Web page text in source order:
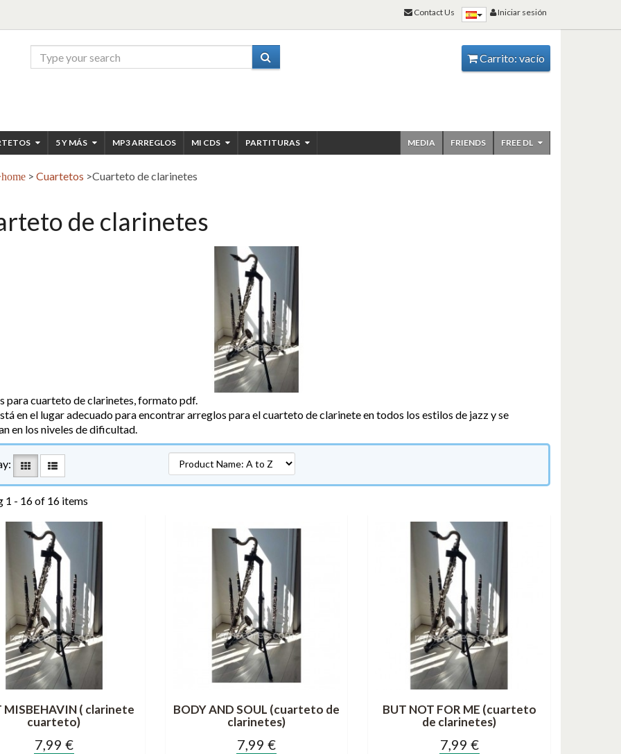
Carrito: vacío
5 Y MÁS MP3 ARREGLOS MI CDS PARTITURAS FREE DL
FRIENDS
MEDIA
home > Cuartetos >Cuarteto de clarinetes
de clarinetes
para cuarteto de clarinetes, formato pdf.
en el lugar adecuado para encontrar arreglos para el cuarteto de clarinete en todos los estilos de jazz y se
en los niveles de dificultad.
1 - 16 of 16 items
MISBEHAVIN ( clarinete
cuarteto)
7,99 €
BODY AND SOUL (cuarteto de
clarinetes)
7,99 €
BUT NOT FOR ME (cuarteto
de clarinetes)
7,99 €
Iniciar sesión
Contact Us